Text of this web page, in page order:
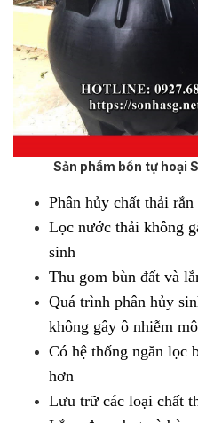
Sản phẩm bồn tự hoại
Phân hủy chất thải rắn
Lọc nước thải không
sinh
Thu gom bùn đất và
Quá trình phân hủy
không gây ô nhiễm
Có hệ thống ngăn lọc
hơn
Lưu trữ các loại chất